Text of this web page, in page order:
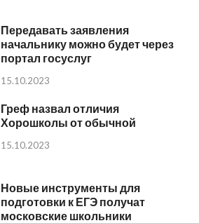
Передавать заявления
начальнику можно будет через
портал госуслуг
15.10.2023
Греф назвал отличия
Хорошколы от обычной
15.10.2023
Новые инструменты для
подготовки к ЕГЭ получат
московские школьники